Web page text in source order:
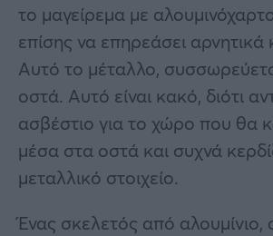
το μαγείρεμα με
επίσης να επηρεάσει αρνητικά
Αυτό το μέταλλο,
οστά. Αυτό είναι κακό, διότι
ασβέστιο για το χώρο που θα
μέσα στα οστά και συχνά
μεταλλικό στοιχείο.
Ένας σκελετός από αλουμίνιο,